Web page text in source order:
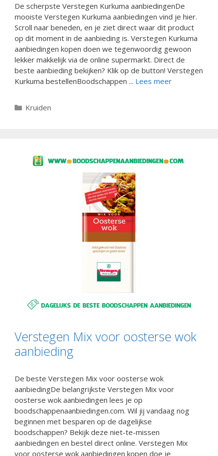
De scherpste Verstegen Kurkuma aanbiedingenDe
mooiste Verstegen Kurkuma aanbiedingen vind je hier.
Scroll naar beneden, en je ziet direct waar dit product
op dit moment in de aanbieding is. Verstegen Kurkuma
aanbiedingen kopen doen we tegenwoordig gewoon
lekker makkelijk via de online supermarkt. Direct de
beste aanbieding bekijken? Klik op de button! Verstegen
Kurkuma bestellenBoodschappen ... Lees meer
Categorieën
Kruiden
Verstegen Mix voor oosterse wok
aanbieding
De beste Verstegen Mix voor oosterse wok
aanbiedingDe belangrijkste Verstegen Mix voor
oosterse wok aanbiedingen lees je op
boodschappenaanbiedingen.com. Wil jij vandaag nog
beginnen met besparen op de dagelijkse
boodschappen? Bekijk deze niet-te-missen
aanbiedingen en bestel direct online. Verstegen Mix
voor oosterse wok aanbiedingen kopen doe je